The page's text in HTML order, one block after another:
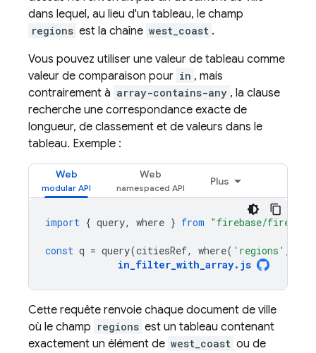
dans lequel, au lieu d'un tableau, le champ
regions est la chaîne west_coast .
Vous pouvez utiliser une valeur de tableau comme
valeur de comparaison pour in , mais
contrairement à array-contains-any , la clause
recherche une correspondance exacte de
longueur, de classement et de valeurs dans le
tableau. Exemple :
Web Web
Plus
import { query, where } from "firebase/
const q = query(citiesRef, where( 'regions' ,
in_filter_with_array. js
Cette requête renvoie chaque document de ville
où le champ regions est un tableau contenant
exactement un élément de west_coast ou de